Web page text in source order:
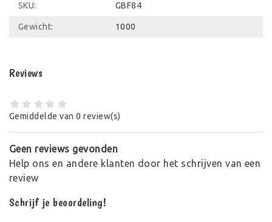
SKU: GBF84
Gewicht: 1000
Reviews
Gemiddelde van 0 review(s)
Geen reviews gevonden
Help ons en andere klanten door het schrijven van een
review
Schrijf je beoordeling!